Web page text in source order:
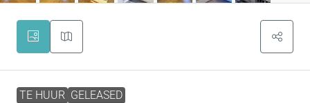
TE HUUR GELEASED